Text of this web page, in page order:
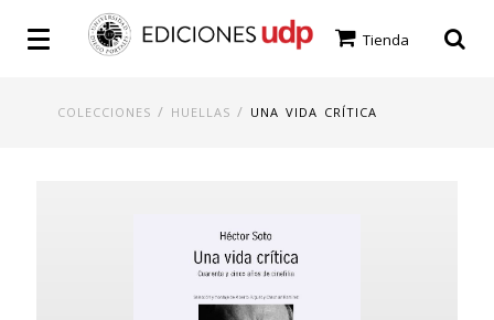
Tienda
COLECCIONES / HUELLAS / UNA VIDA CRÍTICA